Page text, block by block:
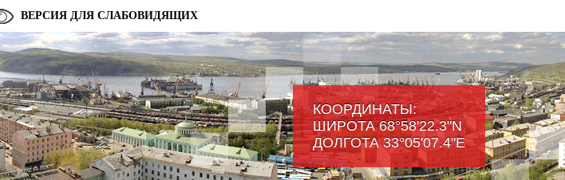
КООРДИНАТЫ:
ШИРОТА 68°58'22.3"N
ДОЛГОТА 33°05'07.4"Е
ВЕРСИЯ ДЛЯ СЛАБОВИДЯЩИХ